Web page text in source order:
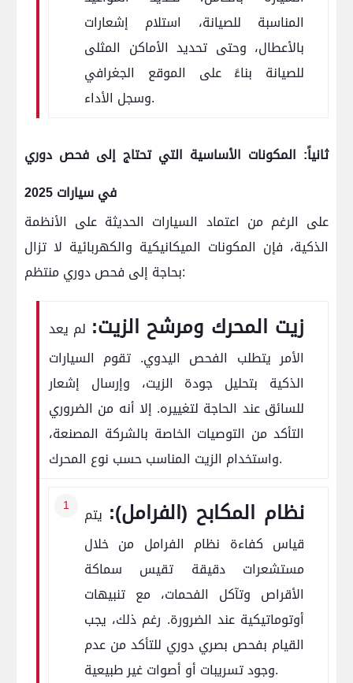
المناسبة للصيانة، استلام إشعارات
بالأعطال، وحتى تحديد الأماكن المثلى
للصيانة بناءً على الموقع الجغرافي
وسجل الأداء.
ثانياً: المكونات الأساسية التي تحتاج إلى فحص دوري
في سيارات 2025
على الرغم من اعتماد السيارات الحديثة على الأنظمة
الذكية، فإن المكونات الميكانيكية والكهربائية لا تزال
بحاجة إلى فحص دوري منتظم:
زيت المحرك ومرشح الزيت: لم يعد
الأمر يتطلب الفحص اليدوي. تقوم السيارات
الذكية بتحليل جودة الزيت، وإرسال إشعار
للسائق عند الحاجة لتغييره. إلا أنه من الضروري
التأكد من التوصيات الخاصة بالشركة المصنعة،
واستخدام الزيت المناسب حسب نوع المحرك.
نظام المكابح (الفرامل): يتم
قياس كفاءة نظام الفرامل من خلال
مستشعرات دقيقة تقيس سماكة
الأقراص وتآكل الفحمات، مع تنبيهات
أوتوماتيكية عند الضرورة. رغم ذلك، يجب
القيام بفحص بصري دوري للتأكد من عدم
وجود تسريبات أو أصوات غير طبيعية.